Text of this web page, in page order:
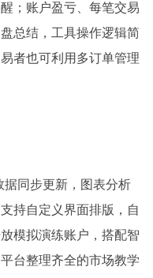
；账户盈亏、每笔交易
总结，工具操作逻辑简
者也可利用多订单管理
据同步更新，图表分析
持自定义界面排版，自
模拟演练账户，搭配智
台整理齐全的市场教学